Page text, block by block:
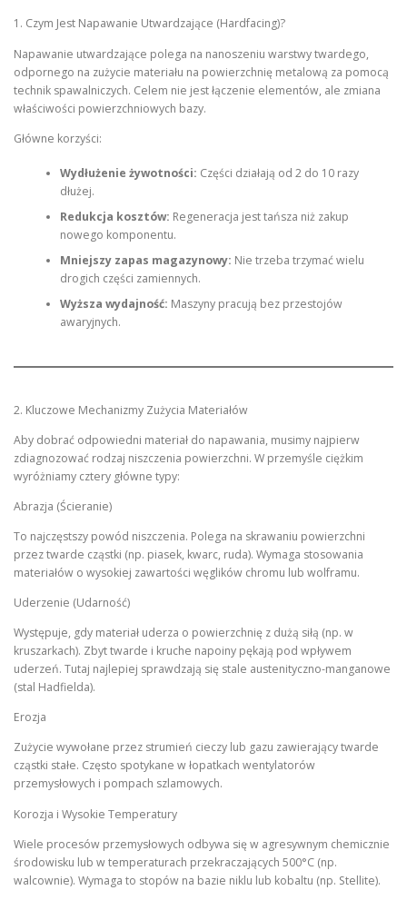
1. Czym Jest Napawanie Utwardzające (Hardfacing)?
Napawanie utwardzające polega na nanoszeniu warstwy twardego,
odpornego na zużycie materiału na powierzchnię metalową za pomocą
technik spawalniczych. Celem nie jest łączenie elementów, ale zmiana
właściwości powierzchniowych bazy.
Główne korzyści:
Wydłużenie żywotności: Części działają od 2 do 10 razy
dłużej.
Redukcja kosztów: Regeneracja jest tańsza niż zakup
nowego komponentu.
Mniejszy zapas magazynowy: Nie trzeba trzymać wielu
drogich części zamiennych.
Wyższa wydajność: Maszyny pracują bez przestojów
awaryjnych.
2. Kluczowe Mechanizmy Zużycia Materiałów
Aby dobrać odpowiedni materiał do napawania, musimy najpierw
zdiagnozować rodzaj niszczenia powierzchni. W przemyśle ciężkim
wyróżniamy cztery główne typy:
Abrazja (Ścieranie)
To najczęstszy powód niszczenia. Polega na skrawaniu powierzchni
przez twarde cząstki (np. piasek, kwarc, ruda). Wymaga stosowania
materiałów o wysokiej zawartości węglików chromu lub wolframu.
Uderzenie (Udarność)
Występuje, gdy materiał uderza o powierzchnię z dużą siłą (np. w
kruszarkach). Zbyt twarde i kruche napoiny pękają pod wpływem
uderzeń. Tutaj najlepiej sprawdzają się stale austenityczno-manganowe
(stal Hadfielda).
Erozja
Zużycie wywołane przez strumień cieczy lub gazu zawierający twarde
cząstki stałe. Często spotykane w łopatkach wentylatorów
przemysłowych i pompach szlamowych.
Korozja i Wysokie Temperatury
Wiele procesów przemysłowych odbywa się w agresywnym chemicznie
środowisku lub w temperaturach przekraczających 500°C (np.
walcownie). Wymaga to stopów na bazie niklu lub kobaltu (np. Stellite).